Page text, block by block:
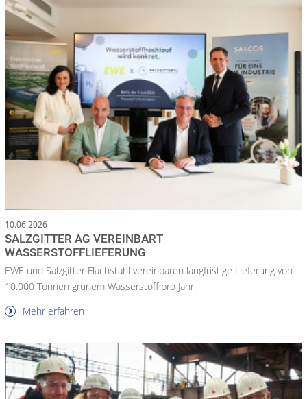
10.06.2026
SALZGITTER AG VEREINBART
WASSERSTOFFLIEFERUNG
EWE und Salzgitter Flachstahl vereinbaren langfristige Lieferung von
10.000 Tonnen grünem Wasserstoff pro Jahr.
Mehr erfahren